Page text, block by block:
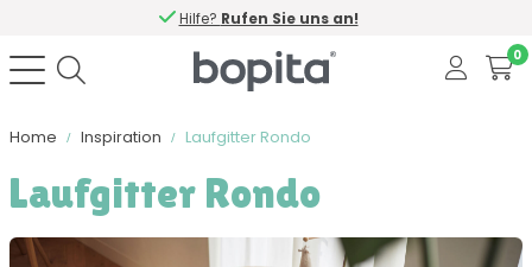
Hilfe? Rufen Sie uns an!
0
Home Inspiration Laufgitter Rondo
Laufgitter Rondo